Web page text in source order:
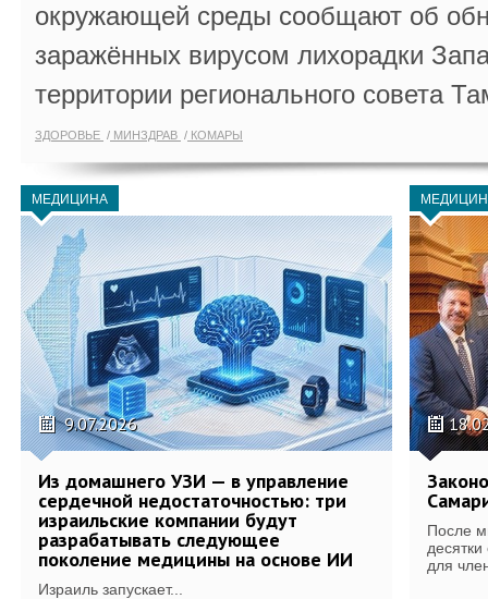
окружающей среды сообщают об
заражённых вирусом лихорадки
территории регионального совета
ЗДОРОВЬЕ МИНЗДРАВ КОМАРЫ
МЕДИЦИНА
9.07.2026
Из домашнего УЗИ — в управление
сердечной недостаточностью: три
израильские компании будут
разрабатывать следующее
поколение медицины на основе ИИ
Израиль запускает...
После
для